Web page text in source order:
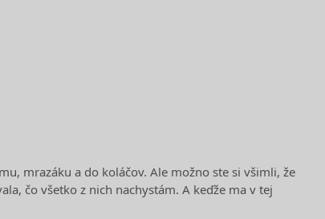
mrazáku a do koláčov. Ale možno ste si všimli, že
čo všetko z nich nachystám. A keďže ma v tej